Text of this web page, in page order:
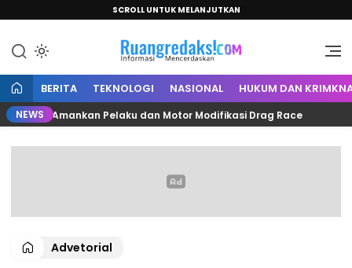
SCROLL UNTUK MELANJUTKAN
Ruang Redaksi
Informasi Mencerdaskan
BERITA TEKNOLOGI NASIONAL HUKUM DAN
NEWS
Amankan Pelaku dan Motor Modifikasi Drag Race
Advetorial